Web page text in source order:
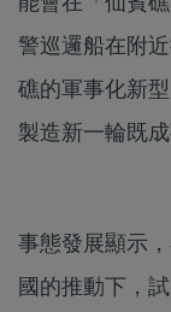
警巡邏船在附
礁的軍事化新
製造新一輪既
事態發展顯示
國的推動下，